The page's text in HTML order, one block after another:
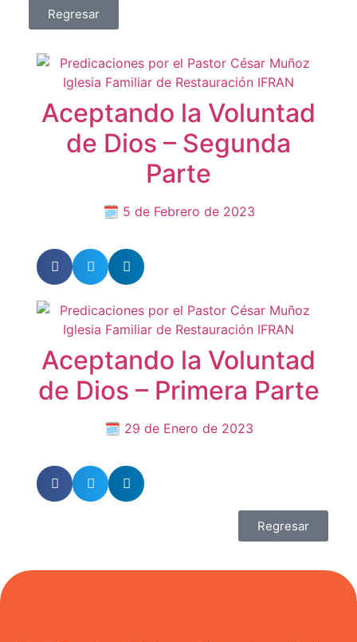
Regresar
Aceptando la Voluntad
de Dios – Segunda
Parte
🗓 5 de Febrero de 2023
Aceptando la Voluntad
de Dios – Primera Parte
🗓 29 de Enero de 2023
Regresar